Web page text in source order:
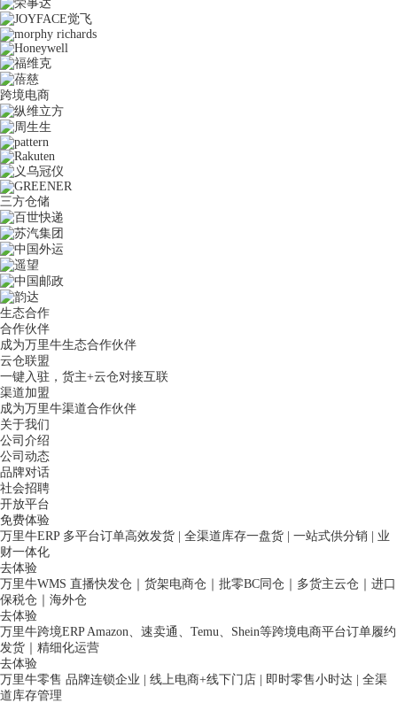
跨境电商
三方仓储
生态合作
合作伙伴
成为万里牛生态合作伙伴
云仓联盟
一键入驻，货主+云仓对接互联
渠道加盟
成为万里牛渠道合作伙伴
关于我们
公司介绍
公司动态
品牌对话
社会招聘
开放平台
免费体验
万里牛ERP 多平台订单高效发货 | 全渠道库存一盘货 | 一站式供分销 | 业
财一体化
去体验
万里牛WMS 直播快发仓｜货架电商仓｜批零BC同仓｜多货主云仓｜进口
保税仓｜海外仓
去体验
万里牛跨境ERP Amazon、速卖通、Temu、Shein等跨境电商平台订单履约
发货｜精细化运营
去体验
万里牛零售 品牌连锁企业 | 线上电商+线下门店 | 即时零售小时达 | 全渠
道库存管理